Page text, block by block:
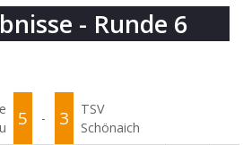
- Runde 6
5 - 3
TSV
Schönaich